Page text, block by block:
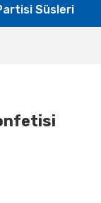
Süsleri